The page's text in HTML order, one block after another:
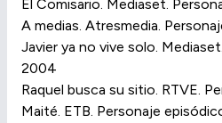
El Comisario. Mediaset.
A medias. Atresmedia.
Javier ya no vive solo.
2004
Raquel busca su sitio. RTVE.
Maité. ETB. Personaje